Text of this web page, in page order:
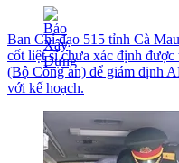
Ban Chỉ đạo 515 tỉnh Cà
cốt liệt sĩ chưa xác định
(Bộ Công an) để giám định
với kế hoạch.